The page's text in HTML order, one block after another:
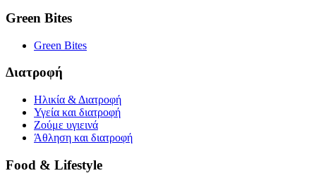
Green Bites
Green Bites
Διατροφή
Ηλικία & Διατροφή
Υγεία και διατροφή
Ζούμε υγιεινά
Άθληση και διατροφή
Food & Lifestyle